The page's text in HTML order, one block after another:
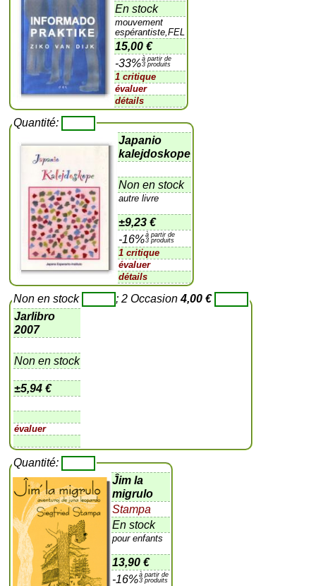
En stock
mouvement
espérantiste,FEL
15,00 €
-33%à partir de
3 produits
1 critique
évaluer
détails
Quantité:
Japanio
kalejdoskope
Non en stock
autre livre
±9,23 €
-16%à partir de
3 produits
1 critique
évaluer
détails
Non en stock ; 2 Occasion4,00 €
Jarlibro
2007
Non en stock
±5,94 €
évaluer
Quantité:
Ĵim la
migrulo
Stampa
En stock
pour enfants
13,90 €
-16%à partir de
3 produits